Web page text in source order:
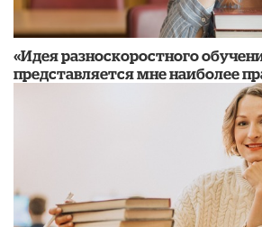
«Идея разноскоростного
представляется мне наиболее